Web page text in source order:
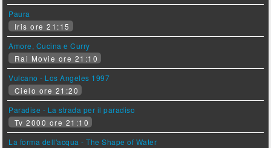
Paura
Iris ore 21:15
Amore, Cucina e Curry
Rai Movie ore 21:10
Vulcano - Los Angeles 1997
Cielo ore 21:20
Paradise - La strada per il paradiso
Tv 2000 ore 21:10
La forma dell'acqua - The Shape of Water